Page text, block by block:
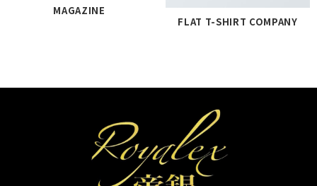
MAGAZINE
FLAT T-SHIRT COMPANY